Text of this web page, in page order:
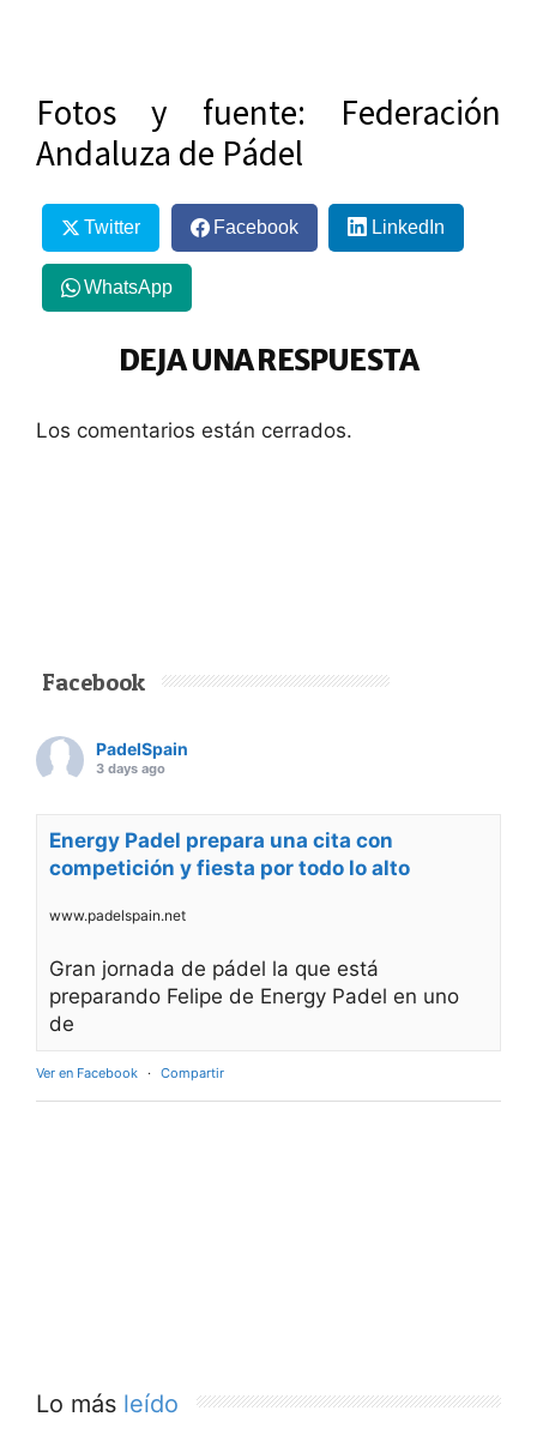
Fotos y fuente: Federación
Andaluza de Pádel
Twitter Facebook LinkedIn
WhatsApp
DEJA UNA RESPUESTA
Los comentarios están cerrados.
Facebook
PadelSpain
3 days ago
Energy Padel prepara una cita con
competición y fiesta por todo lo alto
www.padelspain.net
Gran jornada de pádel la que está
preparando Felipe de Energy Padel en uno
de
Ver en Facebook · Compartir
Lo más leído